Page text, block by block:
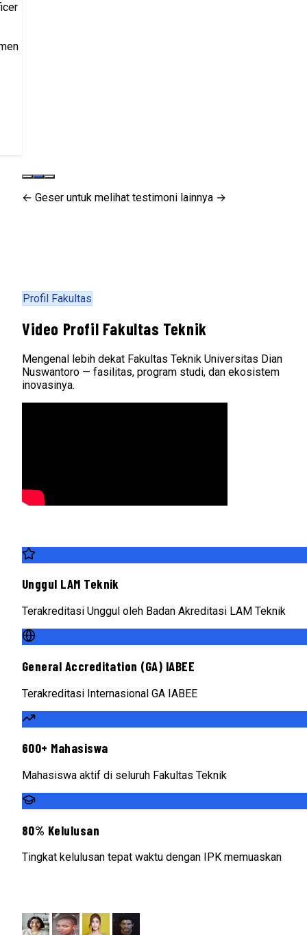
← Geser untuk melihat testimoni lainnya →
Profil Fakultas
Video Profil Fakultas Teknik
Mengenal lebih dekat Fakultas Teknik Universitas Dian
Nuswantoro — fasilitas, program studi, dan ekosistem
inovasinya.
Unggul LAM Teknik
Terakreditasi Unggul oleh Badan Akreditasi LAM Teknik
General Accreditation (GA) IABEE
Terakreditasi Internasional GA IABEE
600+ Mahasiswa
Mahasiswa aktif di seluruh Fakultas Teknik
80% Kelulusan
Tingkat kelulusan tepat waktu dengan IPK memuaskan